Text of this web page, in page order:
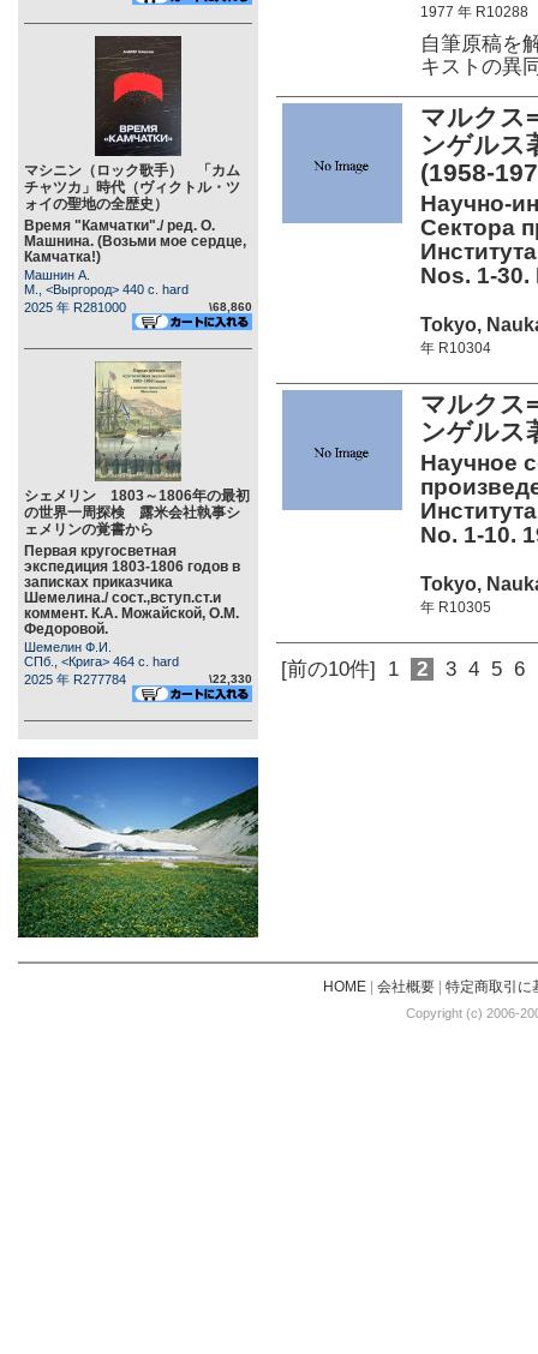
マシニン（ロック歌手） 「カム
チャツカ」時代（ヴィクトル・ツ
ォイの聖地の全歴史）
Время "Камчатки"./ ред. О.
Машнина. (Возьми мое сердце,
Камчатка!)
Машнин А.
М., <Выргород> 440 c. hard
2025 年 R281000
\68,860
シェメリン 1803～1806年の最初
の世界一周探検 露米会社執事シ
ェメリンの覚書から
Первая кругосветная
экспедиция 1803-1806 годов в
записках приказчика
Шемелина./ сост.,вступ.ст.и
коммент. К.А. Можайской, О.М.
Федоровой.
Шемелин Ф.И.
СПб., <Крига> 464 c. hard
2025 年 R277784
\22,330
1977 年 R10288
自筆原稿を
キストの異
マルクス
ンゲル
(1958-
Научно-
Сектора
Nos. 1-30.
Tokyo,
年 R10304
マルクス
ンゲルス
Научное
No. 1-10.
Tokyo,
年 R10305
[前の10件] 1 2 3 4 5 6
HOME| 会社概要| 特定商取引に
Copyright (c) 2006-